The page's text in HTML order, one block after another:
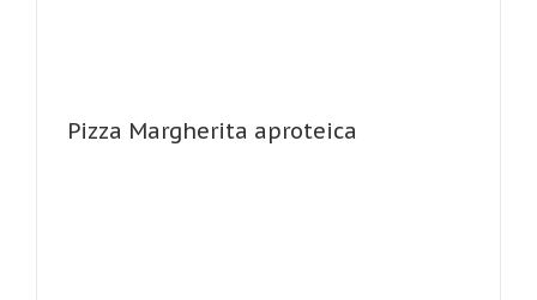
Pizza Margherita aproteica